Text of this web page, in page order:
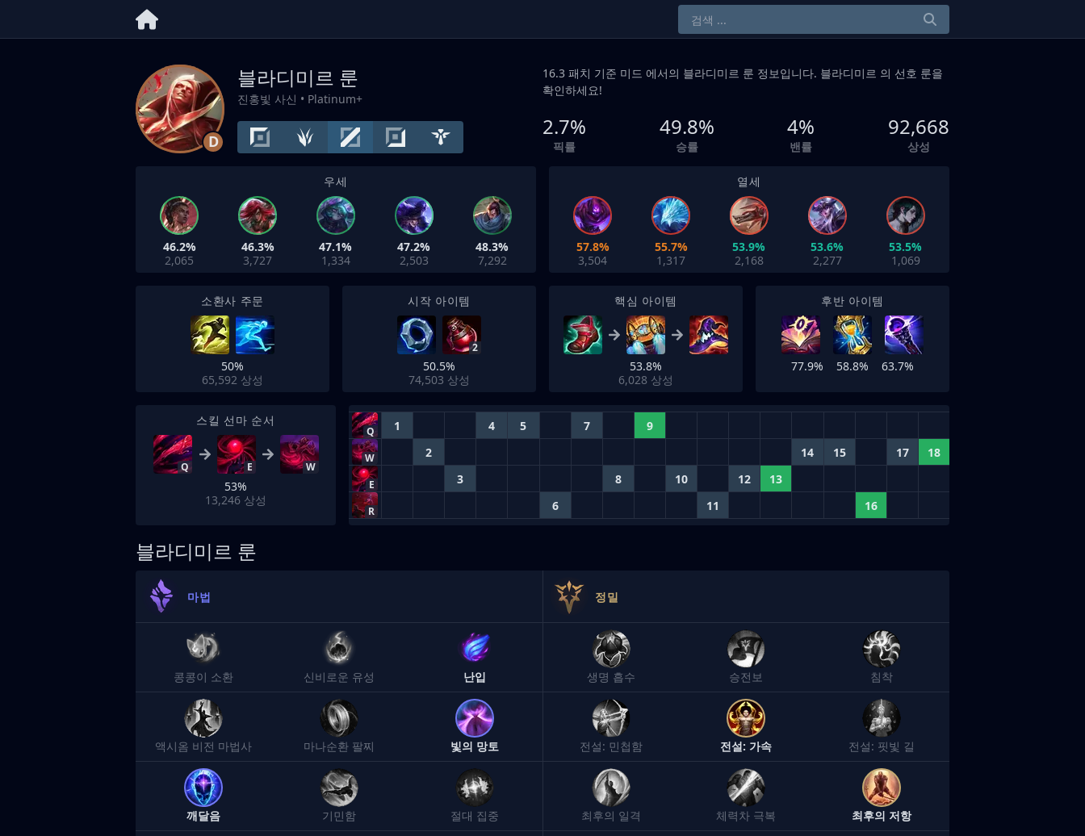
D
블라디미르 룬
진홍빛 사신 • Platinum+
16.3 패치 기준 미드 에서의 블라디미르 룬 정보입니다. 블라디미르 의 선호 룬을
확인하세요!
2.7%
픽률
49.8%
승률
4%
밴률
92,668
상성
우세
46.2%
2,065
46.3%
3,727
47.1%
1,334
47.2%
2,503
48.3%
7,292
열세
57.8%
3,504
55.7%
1,317
53.9%
2,168
53.6%
2,277
53.5%
1,069
소환사 주문
50%
65,592 상성
시작 아이템
2
50.5%
74,503 상성
핵심 아이템
53.8%
6,028 상성
후반 아이템
77.9% 58.8% 63.7%
스킬 선마 순서
Q E W
53%
13,246 상성
Q 1 4 5 7 9
W 2 14 15 17 18
E 3 8 10 12 13
R 6 11 16
블라디미르 룬
마법
콩콩이 소환 신비로운 유성 난입
액시옴 비전 마법사 마나순환 팔찌 빛의 망토
깨달음 기민함 절대 집중
정밀
생명 흡수 승전보 침착
전설: 민첩함 전설: 가속 전설: 핏빛 길
최후의 일격 체력차 극복 최후의 저항